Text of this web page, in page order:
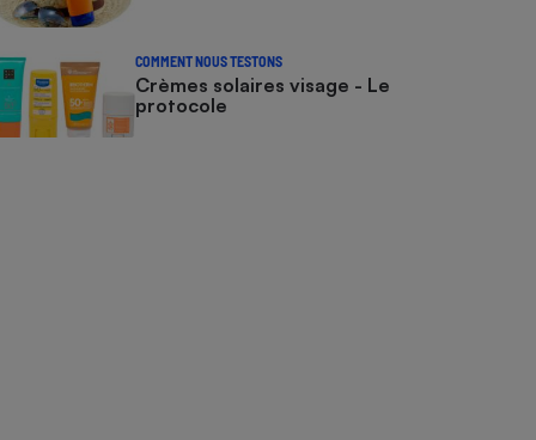
COMMENT NOUS TESTONS
Crèmes solaires visage - Le
protocole